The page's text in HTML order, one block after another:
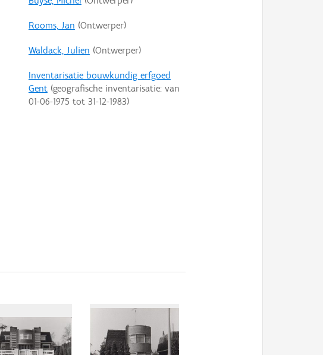
Rooms, Jan (Ontwerper)
Waldack, Julien (Ontwerper)
Inventarisatie bouwkundig erfgoed
Gent(geografische inventarisatie: van
01-06-1975 tot 31-12-1983)